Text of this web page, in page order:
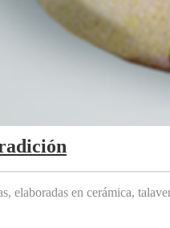
elaboradas en cerámica,